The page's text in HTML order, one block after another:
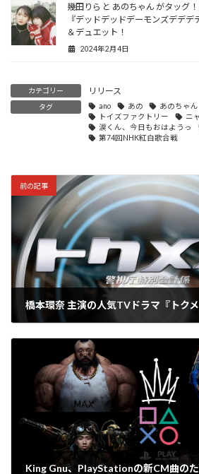
幾田りら と あのちゃん がタッグ
『デッドデッドデーモンズデデ
＆デュエット！
2024年2月4日
カテゴリー リリース
タグ ano あの あのちゃん
トイズファクトリー
ニ
涙くん、今日もおはようっ
第74回NHK紅白歌合戦
前の記事